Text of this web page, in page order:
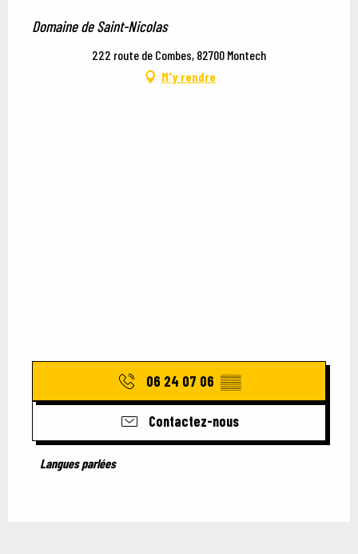
Domaine de Saint-Nicolas
222 route de Combes, 82700 Montech
M'y rendre
06 24 07 06 ▒▒
Contactez-nous
Langues parlées
Langues parlées